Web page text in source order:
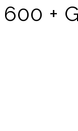
600 +